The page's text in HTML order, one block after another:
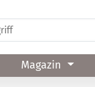
Magazin